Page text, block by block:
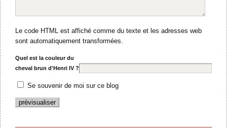
Le code HTML est affiché comme du texte et les adresses web
sont automatiquement transformées.
Quel est la couleur du
cheval brun d'Henri IV ?
Se souvenir de moi sur ce blog